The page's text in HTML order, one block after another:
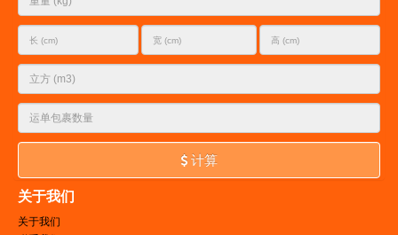
计算
关于我们
关于我们